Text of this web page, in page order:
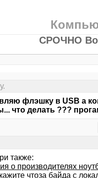
СРОЧНО
флэшку в USB а
что делать ???
также:
о производителях
чтоза байда с